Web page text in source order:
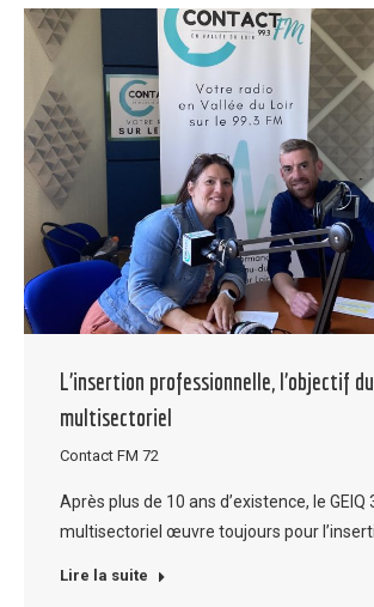
L’insertion professionnelle, l’objectif du
multisectoriel
Contact FM 72
Après plus de 10 ans d’existence, le GEIQ
multisectoriel œuvre toujours pour
Lire la suite